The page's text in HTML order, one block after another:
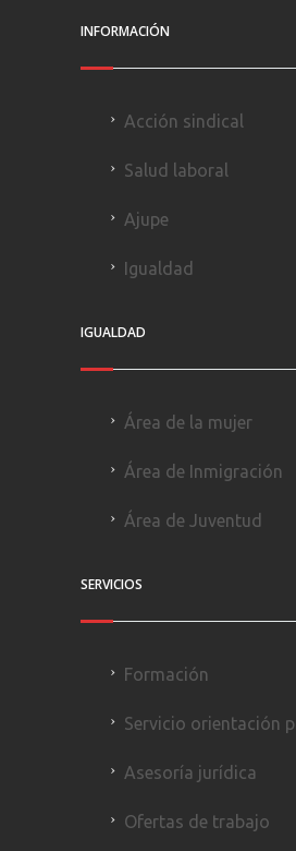
INFORMACIÓN
Acción sindical
Salud laboral
Ajupe
Igualdad
IGUALDAD
Área de la mujer
Área de Inmigración
Área de Juventud
SERVICIOS
Formación
Servicio orientación
Asesoría jurídica
Ofertas de trabajo